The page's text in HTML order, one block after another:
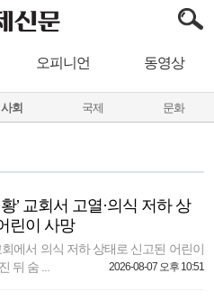
오피니언 동영상
사회 국제 문화
’ 교회서 고열·의식 저하 상
린이 사망
에서 의식 저하 상태로 신고된 어린이
뒤 숨 ...
2026-08-07 오후 10:51